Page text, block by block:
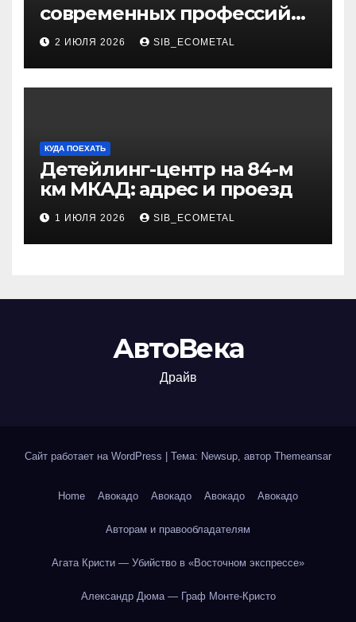
современных профессий
через онлайн-курсы
2 ИЮЛЯ 2026 SIB_ECOMETAL
КУДА ПОЕХАТЬ
Детейлинг-центр на 84-м
км МКАД: адрес и проезд
1 ИЮЛЯ 2026 SIB_ECOMETAL
АвтоВека
Драйв
Сайт работает на WordPress Тема: Newsup, автор Themeansar
Home Авокадо Авокадо Авокадо Авокадо
Авторам и правообладателям
Агата Кристи — Убийство в «Восточном экспрессе»
Александр Дюма — Граф Монте-Кристо